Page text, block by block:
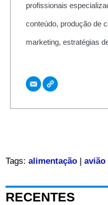
profissionais
conteúdo, produção de
marketing, estratégias
Tags: alimentação| avião
RECENTES